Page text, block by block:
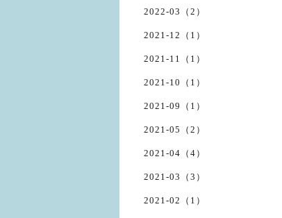
2022-03（2）
2021-12（1）
2021-11（1）
2021-10（1）
2021-09（1）
2021-05（2）
2021-04（4）
2021-03（3）
2021-02（1）